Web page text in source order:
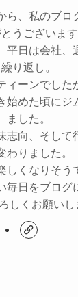
ら、私のブロ
うございます
平日は会社、
繰り返し。
ィーンでした
始めた頃にジ
ました。
志向、そして
わりました。
しくなりそう
毎日をブログ
しくお願い